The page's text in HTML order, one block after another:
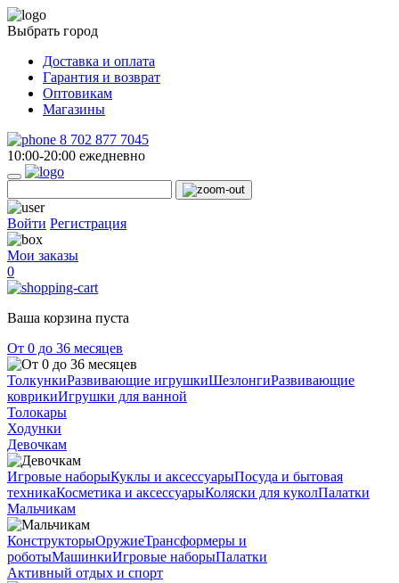
Выбрать город
Доставка и оплата
Гарантия и возврат
Оптовикам
Магазины
8 702 877 7045
10:00-20:00 ежедневно
Войти Регистрация
Мои заказы
0
Ваша корзина пуста
От 0 до 36 месяцев
ТолкункиРазвивающие игрушкиШезлонгиРазвивающие
коврикиИгрушки для ванной
Толокары
Ходунки
Девочкам
Игровые наборыКуклы и аксессуарыПосуда и бытовая
техникаКосметика и аксессуарыКоляски для куколПалатки
Мальчикам
КонструкторыОружиеТрансформеры и
роботыМашинкиИгровые наборыПалатки
Активный отдых и спорт